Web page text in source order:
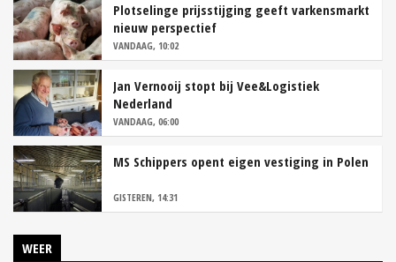
Plotselinge prijsstijging geeft varkensmarkt
nieuw perspectief
VANDAAG, 10:02
Jan Vernooij stopt bij Vee&Logistiek
Nederland
VANDAAG, 06:00
MS Schippers opent eigen vestiging in Polen
GISTEREN, 14:31
WEER